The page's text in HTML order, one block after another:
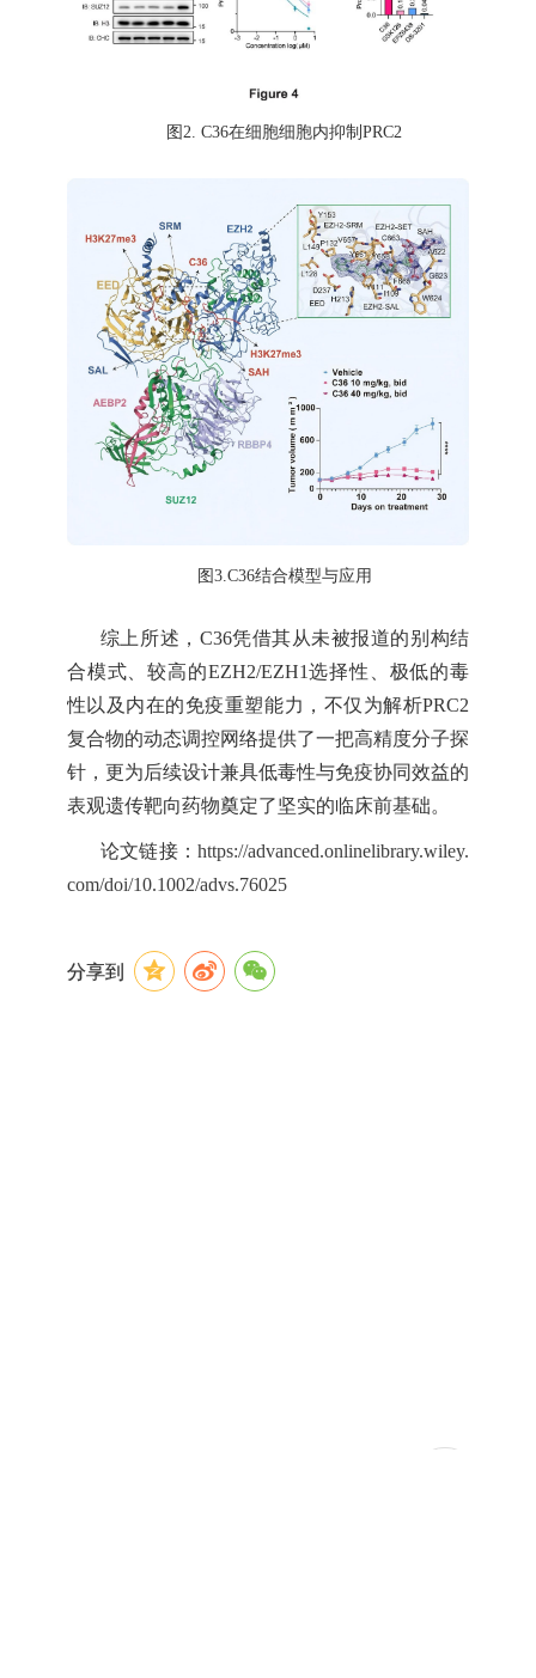
图2. C36在细胞细胞内抑制PRC2
图3.C36结合模型与应用
综上所述， C36凭借其从未被报道的别构结
合模式、较高的EZH2/EZH1选择性、极低的毒
性以及内在的免疫重塑能力，不仅为解析PRC2
复合物的动态调控网络提供了一把高精度分子探
针，更为后续设计兼具低毒性与免疫协同效益的
表观遗传靶向药物奠定了坚实的临床前基础。
论文链接：https://advanced.onlinelibrary.wiley.
com/doi/10.1002/advs.76025
分享到